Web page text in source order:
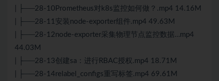
| ├──28-10Prometheus对k8s监控如何做？.mp4 14.16M
| ├──28-11安装node-exporter组件.mp4 49.63M
| ├──28-12node-exporter采集物理节点监控数据…mp4
44.03M
| ├──28-13创建sa：进行RBAC授权.mp4 18.71M
| ├──28-14relabel_configs重写标签.mp4 69.61M